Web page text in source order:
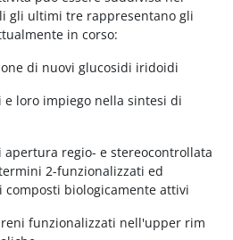
gli ultimi tre rappresentano gli
in corso:
di nuovi glucosidi iridoidi
loro impiego nella sintesi di
regio- e stereocontrollata
2-funzionalizzati ed
biologicamente attivi
funzionalizzati nell'upper rim